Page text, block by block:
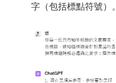
字（包括標點符號）。